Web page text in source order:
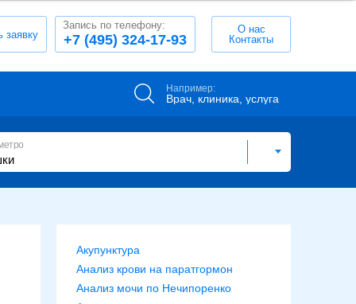
заявку +7 (495) 324-17-93
Запись по телефону:
О нас
Контакты
Например:
Врач, клиника, услуга
Акупунктура
Анализ крови на паратгормон
Анализ мочи по Нечипоренко